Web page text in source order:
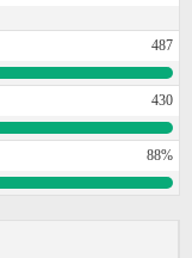
487
430
88%